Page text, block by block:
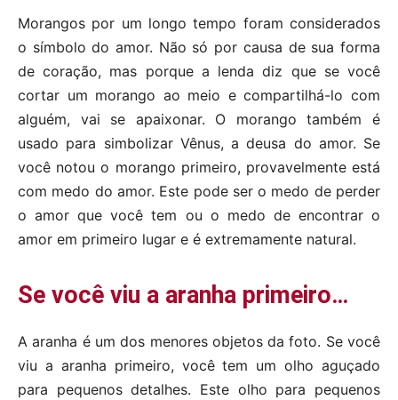
Morangos por um longo tempo foram considerados
o símbolo do amor. Não só por causa de sua forma
de coração, mas porque a lenda diz que se você
cortar um morango ao meio e compartilhá-lo com
alguém, vai se apaixonar. O morango também é
usado para simbolizar Vênus, a deusa do amor. Se
você notou o morango primeiro, provavelmente está
com medo do amor. Este pode ser o medo de perder
o amor que você tem ou o medo de encontrar o
amor em primeiro lugar e é extremamente natural.
Se você viu a aranha primeiro…
A aranha é um dos menores objetos da foto. Se você
viu a aranha primeiro, você tem um olho aguçado
para pequenos detalhes. Este olho para pequenos